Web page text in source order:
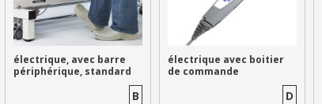
électrique, avec barre
périphérique, standard
B
électrique avec boitier
de commande
D